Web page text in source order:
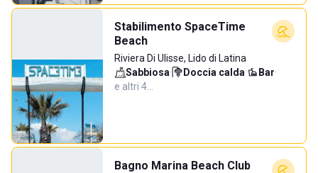
Stabilimento SpaceTime
Beach
Riviera Di Ulisse, Lido di Latina
Sabbiosa· Doccia calda· Bar·
e altri 4…
Bagno Marina Beach Club